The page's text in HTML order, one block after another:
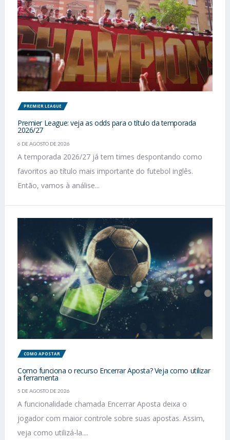
PREMIER LEAGUE
Premier League: veja as odds para o título da temporada
2026/27
6 DE AGOSTO DE 2026
A temporada 2026/27 já tem times despontando como
favoritos ao título mais importante do futebol inglês.
Então, vamos à análise...
COMO APOSTAR
Como funciona o recurso Encerrar Aposta? Veja como utilizar
a ferramenta
5 DE AGOSTO DE 2026
A funcionalidade chamada Encerrar Aposta deixa o
jogador com maior controle sobre suas apostas. Assim,
veja como utilizá-la....